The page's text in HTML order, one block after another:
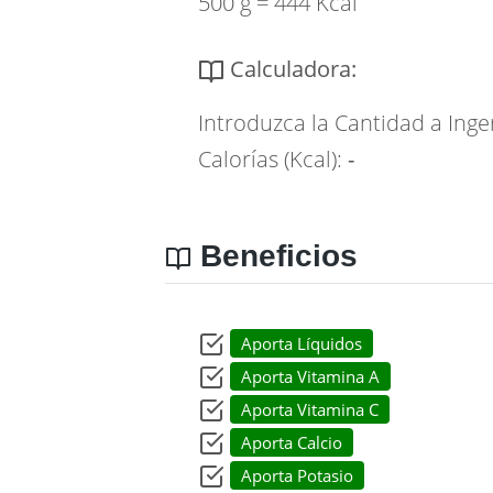
Calculadora:
Introduzca la Cantidad a
Calorías (Kcal): -
Beneficios
Aporta Líquidos
Aporta Vitamina A
Aporta Vitamina C
Aporta Calcio
Aporta Potasio